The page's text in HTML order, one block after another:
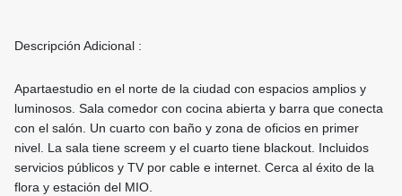
Descripción Adicional :
Apartaestudio en el norte de la ciudad con espacios amplios y
luminosos. Sala comedor con cocina abierta y barra que conecta
con el salón. Un cuarto con baño y zona de oficios en primer
nivel. La sala tiene screem y el cuarto tiene blackout. Incluidos
servicios públicos y TV por cable e internet. Cerca al éxito de la
flora y estación del MIO.